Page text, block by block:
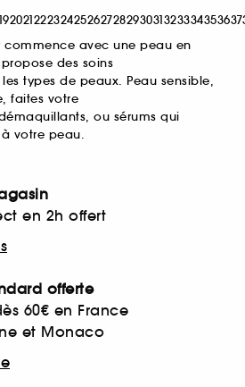
202122232425262728293031323334353637
commence avec une peau en
des soins
types de peaux. Peau sensible,
faites votre
ou sérums qui
votre peau.
en 2h offert
offerte
60€ en France
et Monaco